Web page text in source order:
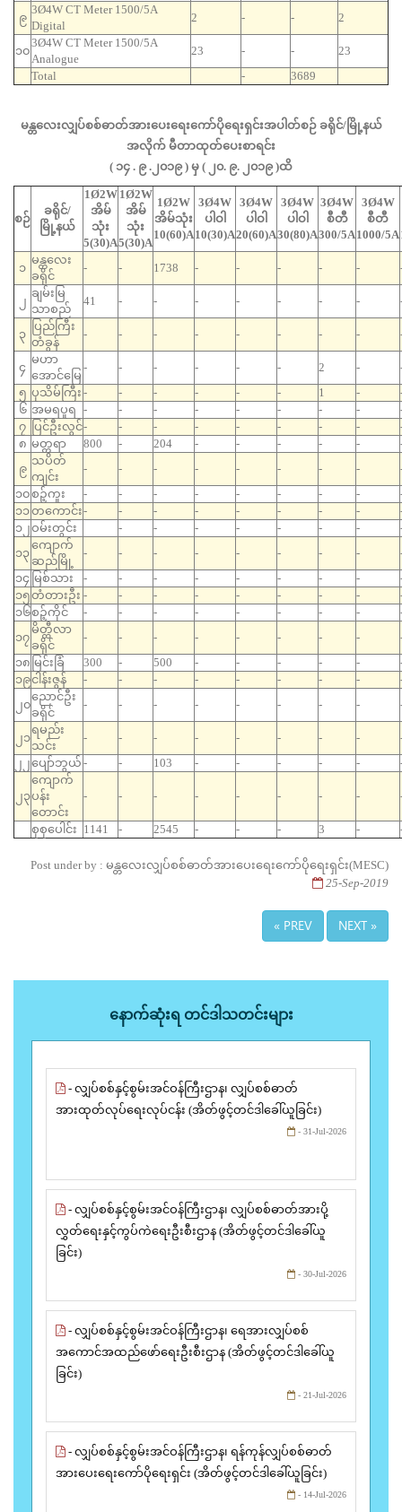
၉
3Ø4W CT Meter 1500/5A
Digital
2 - - 2
၁၀
3Ø4W CT Meter 1500/5A
Analogue
23 - -
23
Total
- 3689
မန္တလေးလျှပ်စစ်ဓာတ်အားပေးရေးကော်ပိုရေးရှင်းအပါတ်စဉ် ခရိုင်/မြို့နယ်
အလိုက် မီတာထုတ်ပေးစာရင်း
( ၁၄ . ၉ .၂၀၁၉ ) မှ ( ၂၀. ၉. ၂၀၁၉ )ထိ
စဉ်
ခရိုင်/
မြို့နယ်
1Ø2W
အိမ်
သုံး
5(30)A
1Ø2W
အိမ်
သုံး
5(30)A
1Ø2W
အိမ်သုံး
10(60)A
3Ø4W
ပါဝါ
10(30)A
3Ø4W
ပါဝါ
20(60)A
3Ø4W
ပါဝါ
30(80)A
3Ø4W
စီတီ
300/5A
3Ø4W
စီတီ
1000/5A
၁
မန္တလေး
ခရိုင်
- - 1738 - - - - -
၂
ချမ်းမြ
သာစည်
41 - - - - - - -
၃
ပြည်ကြီး
တံခွန်
- - - - - - - -
၄
မဟာ
အောင်မြေ
- - - - - - 2 -
၅ ပုသိမ်ကြီး - - - - - - 1 -
၆ အမရပူရ - - - - - - - -
၇ ပြင်ဦးလွင်- - - - - - - -
၈ မတ္တရာ 800 - 204 - - - - -
၉
သပိတ်
ကျင်း
- - - - - - - -
၁၀စဉ့်ကူး - - - - - - - -
၁၁တကောင်း- - - - - - - -
၁၂ဝမ်းတွင်း - - - - - - -
၁၃
ကျောက်
ဆည်မြို့
- - - - - - - -
၁၄ မြစ်သား - - - - - - - -
၁၅တံတားဦး - - - - - - - -
၁၆စဉ့်ကိုင် - - - - - - - -
၁၇
မိတ္ထီလာ
ခရိုင်
- - - - - - - -
၁၈ မြင်းခြံ 300 - 500 - - - - -
၁၉ငါန်းဇွန် - - - - - - - -
၂၀
ညောင်ဦး
ခရိုင်
- - - - - - - -
၂၁
ရမည်း
သင်း
- - - - - - - -
၂၂ပျော်ဘွယ် - - 103 - - - - -
၂၃
ကျောက်
ပန်း
တောင်း
- - - - - - - -
စုစုပေါင်း 1141 - 2545 - - - 3 -
Post under by : မန္တလေးလျှပ်စစ်ဓာတ်အားပေးရေးကော်ပိုရေးရှင်း(MESC)
25-Sep-2019
« PREV NEXT »
နောက်ဆုံးရ တင်ဒါသတင်းများ
- လျှပ်စစ်နှင့်စွမ်းအင်ဝန်ကြီးဌာန၊ လျှပ်စစ်ဓာတ်
အားထုတ်လုပ်ရေးလုပ်ငန်း (အိတ်ဖွင့်တင်ဒါခေါ်ယူခြင်း)
- 31-Jul-2026
- လျှပ်စစ်နှင့်စွမ်းအင်ဝန်ကြီးဌာန၊ လျှပ်စစ်ဓာတ်အားပို့
လွှတ်ရေးနှင့်ကွပ်ကဲရေးဦးစီးဌာန (အိတ်ဖွင့်တင်ဒါခေါ်ယူ
ခြင်း)
- 30-Jul-2026
- လျှပ်စစ်နှင့်စွမ်းအင်ဝန်ကြီးဌာန၊ ရေအားလျှပ်စစ်
အကောင်အထည်ဖော်ရေးဦးစီးဌာန (အိတ်ဖွင့်တင်ဒါခေါ်ယူ
ခြင်း)
- 21-Jul-2026
- လျှပ်စစ်နှင့်စွမ်းအင်ဝန်ကြီးဌာန၊ ရန်ကုန်လျှပ်စစ်ဓာတ်
အားပေးရေးကော်ပိုရေးရှင်း (အိတ်ဖွင့်တင်ဒါခေါ်ယူခြင်း)
- 14-Jul-2026